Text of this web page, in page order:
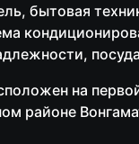
бытовая
на
районе